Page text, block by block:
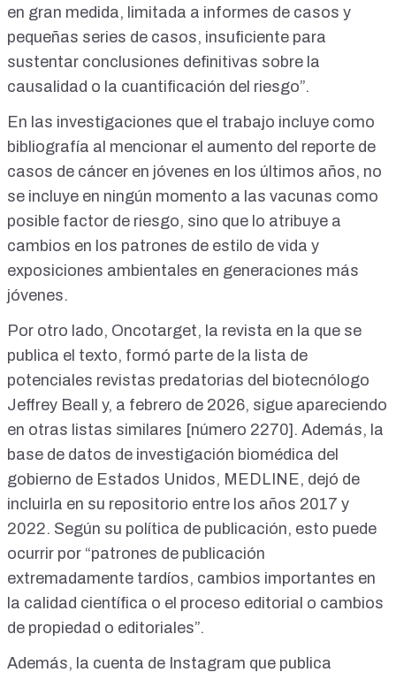
en gran medida, limitada a informes de casos y
pequeñas series de casos, insuficiente para
sustentar conclusiones definitivas sobre la
causalidad o la cuantificación del riesgo”.
En las investigaciones que el trabajo incluye como
bibliografía al mencionar el aumento del reporte de
casos de cáncer en jóvenes en los últimos años, no
se incluye en ningún momento a las vacunas como
posible factor de riesgo, sino que lo atribuye a
cambios en los patrones de estilo de vida y
exposiciones ambientales en generaciones más
jóvenes.
Por otro lado, Oncotarget, la revista en la que se
publica el texto, formó parte de la lista de
potenciales revistas predatorias del biotecnólogo
Jeffrey Beall
y, a febrero de 2026, sigue apareciendo
en otras listas similares [número 2270] . Además, la
base de datos de investigación biomédica del
gobierno de Estados Unidos, MEDLINE, dejó de
incluirla en su repositorio entre los años 2017 y
2022. Según su política de publicación, esto puede
ocurrir por “patrones de publicación
extremadamente tardíos, cambios importantes en
la calidad científica o el proceso editorial o cambios
de propiedad o editoriales”.
Además, la cuenta de Instagram que publica